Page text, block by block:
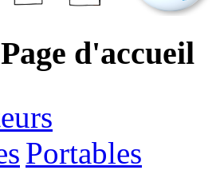
Page d'accueil
Portables